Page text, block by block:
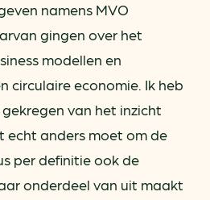
namens MVO
gingen over het
modellen en
circulaire economie. Ik heb
van het inzicht
echt anders moet om de
per definitie ook de
onderdeel van uit maakt